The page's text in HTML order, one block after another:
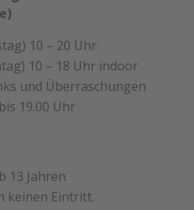
10 – 20 Uhr
10 – 18 Uhr indoor
und Überraschungen
19.00 Uhr
13 Jahren
keinen Eintritt.